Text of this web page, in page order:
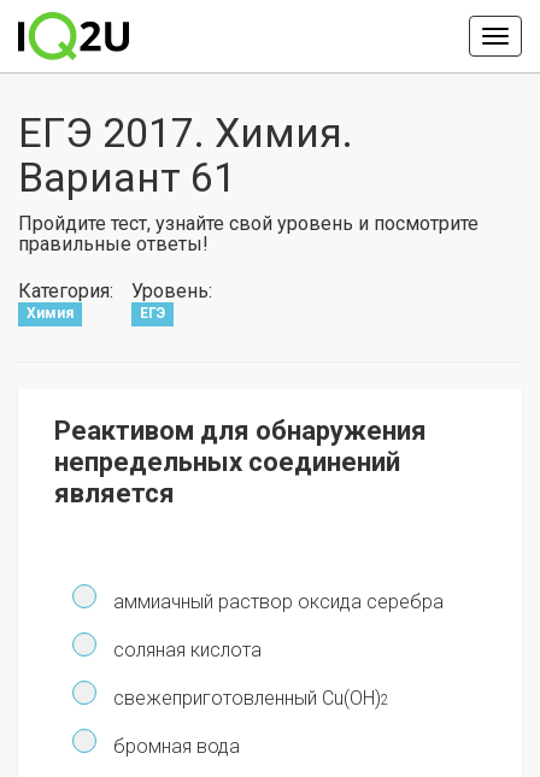
ЕГЭ 2017. Химия.
Вариант 61
Пройдите тест, узнайте свой уровень и посмотрите
правильные ответы!
Категория:
Химия
Уровень:
ЕГЭ
Реактивом для обнаружения
непредельных соединений
является
аммиачный раствор оксида серебра
соляная кислота
свежеприготовленный Cu(OH)2
бромная вода